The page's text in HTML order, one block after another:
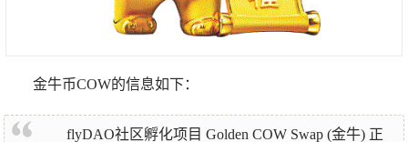
金牛币COW的信息如下：
flyDAO社区孵化项目 Golden COW Swap (金牛) 正